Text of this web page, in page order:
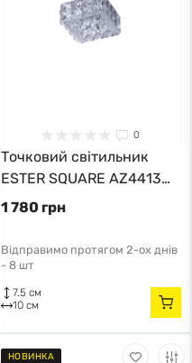
0
Точковий світильник
ESTER SQUARE AZ4413
Azzardo
1 780 грн
Відправимо протягом 2-ох днів
- 8 шт
7.5 см
10 см
НОВИНКА